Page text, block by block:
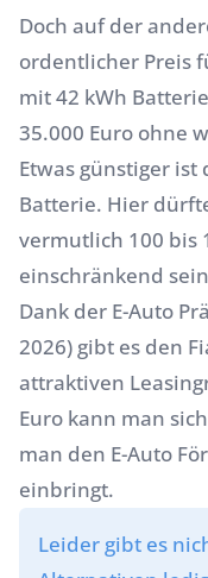
Doch auf der
ordentlicher Preis
mit 42 kWh
35.000 Euro ohne
Etwas günstiger ist
Batterie. Hier
vermutlich 100 bis
einschränkend
Dank der E-Auto
2026) gibt es den
attraktiven
Euro kann man
man den E-Auto
einbringt.
Leider gibt es